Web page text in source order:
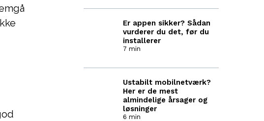
Er appen sikker? Sådan
vurderer du det, før du
installerer
7 min
Ustabilt mobilnetværk?
Her er de mest
almindelige årsager og
løsninger
6 min